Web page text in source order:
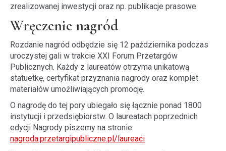
zrealizowanej inwestycji oraz np. publikacje prasowe.
Wręczenie nagród
Rozdanie nagród odbędzie się 12 października podczas
uroczystej gali w trakcie XXI Forum Przetargów
Publicznych. Każdy z laureatów otrzyma unikatową
statuetkę, certyfikat przyznania nagrody oraz komplet
materiałów umożliwiających promocję.
O nagrodę do tej pory ubiegało się łącznie ponad 1800
instytucji i przedsiębiorstw. O laureatach poprzednich
edycji Nagrody piszemy na stronie:
nagroda.przetargipubliczne.pl/laureaci